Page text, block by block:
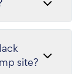
site?